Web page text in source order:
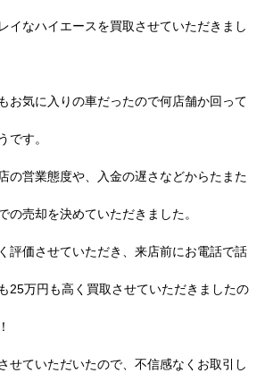
イなハイエースを買取させていただきまし
お気に入りの車だったので何店舗か回って
です。
の営業態度や、入金の遅さなどからたまた
の売却を決めていただきました。
評価させていただき、来店前にお電話で話
25万円も高く買取させていただきましたの
せていただいたので、不信感なくお取引し